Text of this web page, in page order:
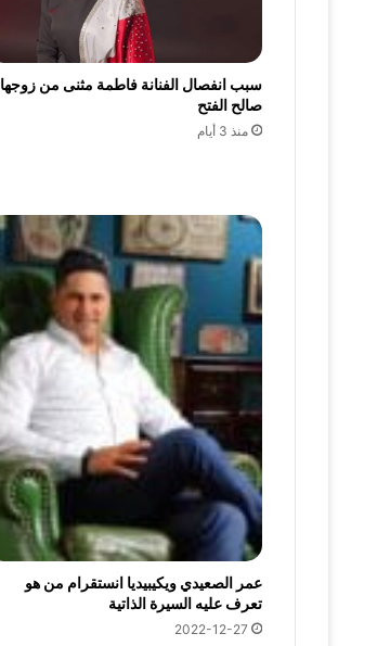
سبب انفصال الفنانة فاطمة مثنى من زوجها
صالح الفتح
منذ 3 أيام
عمر الصعيدي ويكيبيديا انستقرام من هو
تعرف عليه السيرة الذاتية
2022-12-27